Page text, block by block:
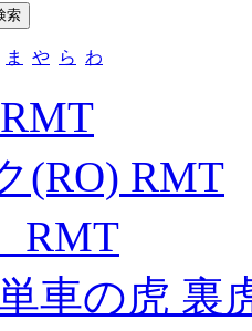
ま や ら わ
(RO) RMT
RMT
車の虎 裏